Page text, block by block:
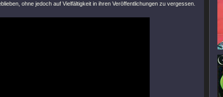
ohne jedoch auf Vielfältigkeit in ihren Veröffentlichungen zu vergessen.